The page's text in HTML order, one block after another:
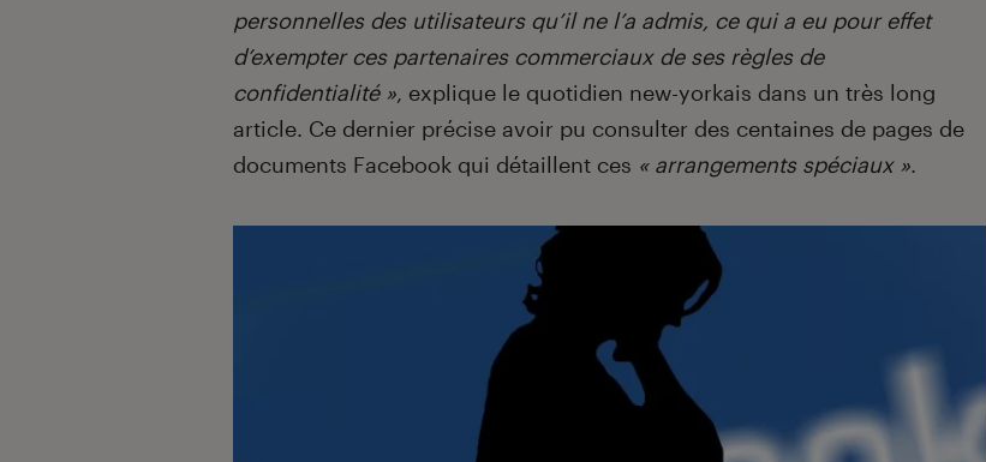
personnelles des utilisateurs qu’il ne l’a admis, ce qui a eu pour effet
d’exempter ces partenaires commerciaux de ses règles de
confidentialité », explique le quotidien new-yorkais dans un très long
article. Ce dernier précise avoir pu consulter des centaines de pages de
documents Facebook qui détaillent ces « arrangements spéciaux ».